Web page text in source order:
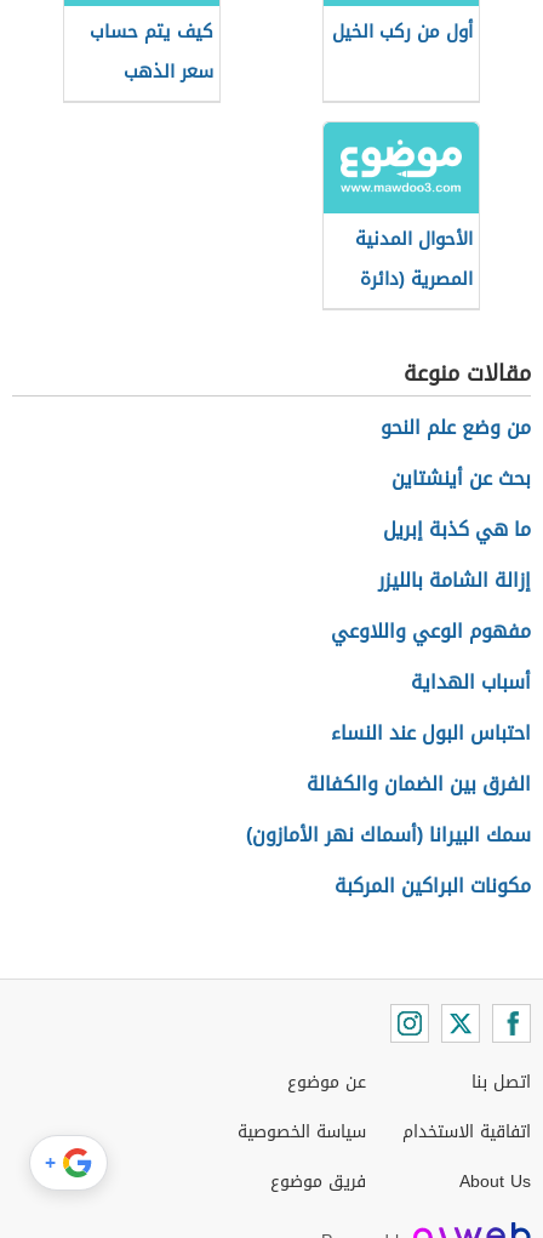
أول من ركب الخيل
كيف يتم حساب
سعر الذهب
الأحوال المدنية
المصرية (دائرة
حكومية)
مقالات منوعة
من وضع علم النحو
بحث عن أينشتاين
ما هي كذبة إبريل
إزالة الشامة بالليزر
مفهوم الوعي واللاوعي
أسباب الهداية
احتباس البول عند النساء
الفرق بين الضمان والكفالة
سمك البيرانا (أسماك نهر الأمازون)
مكونات البراكين المركبة
اتصل بنا
اتفاقية الاستخدام
About Us
عن موضوع
سياسة الخصوصية
فريق موضوع
+